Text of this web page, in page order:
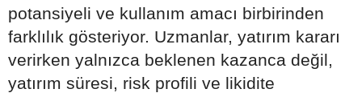
potansiyeli ve kullanım amacı birbirinden
farklılık gösteriyor. Uzmanlar, yatırım kararı
verirken yalnızca beklenen kazanca değil,
yatırım süresi, risk profili ve likidite